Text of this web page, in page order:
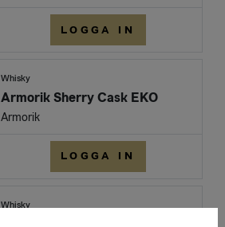
LOGGA IN
Whisky
Armorik Sherry Cask EKO
Armorik
LOGGA IN
Whisky